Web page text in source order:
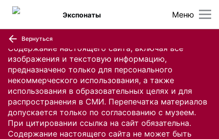
Содержание настоящего сайта, включая все
изображения и текстовую информацию,
предназначено только для персонального
некоммерческого использования, а также
использования в образовательных целях и для
распространения в СМИ. Перепечатка материалов
допускается только по согласованию с музеем.
При цитировании ссылка на сайт обязательна.
Содержание настоящего сайта не может быть
Меню
Экспонаты
Вернуться